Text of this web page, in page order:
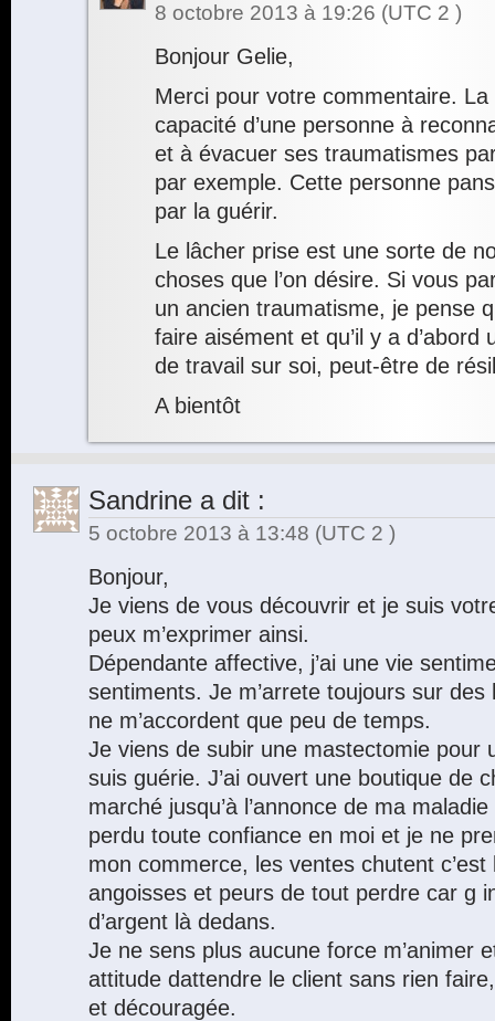
8 octobre 2013 à 19:26 (UTC 2 )
Bonjour Gelie,
Merci pour votre commentaire.
capacité d’une personne à
et à évacuer ses traumatismes
par exemple. Cette personne
par la guérir.
Le lâcher prise est une sorte de
choses que l’on désire. Si vous
un ancien traumatisme, je pense
faire aisément et qu’il y a
de travail sur soi, peut-être de
A bientôt
Sandrine a dit :
5 octobre 2013 à 13:48 (UTC 2 )
Bonjour,
Je viens de vous découvrir et je suis
peux m’exprimer ainsi.
Dépendante affective, j’ai une vie
sentiments. Je m’arrete toujours sur
ne m’accordent que peu de temps.
Je viens de subir une mastectomie pour
suis guérie. J’ai ouvert une boutique de
marché jusqu’à l’annonce de ma
perdu toute confiance en moi et je ne
mon commerce, les ventes chutent
angoisses et peurs de tout perdre car g
d’argent là dedans.
Je ne sens plus aucune force m’animer
attitude dattendre le client sans rien
et découragée.